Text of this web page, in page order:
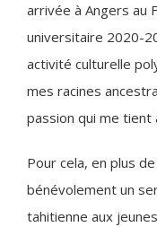
arrivée à Angers au
universitaire 2020-
activité culturelle
mes racines
passion qui me tient
Pour cela, en plus
bénévolement un
tahitienne aux